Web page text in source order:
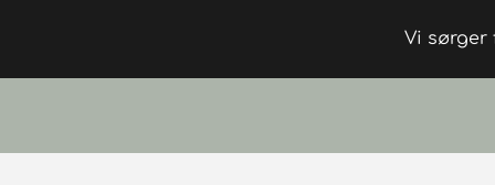
Vi sørger